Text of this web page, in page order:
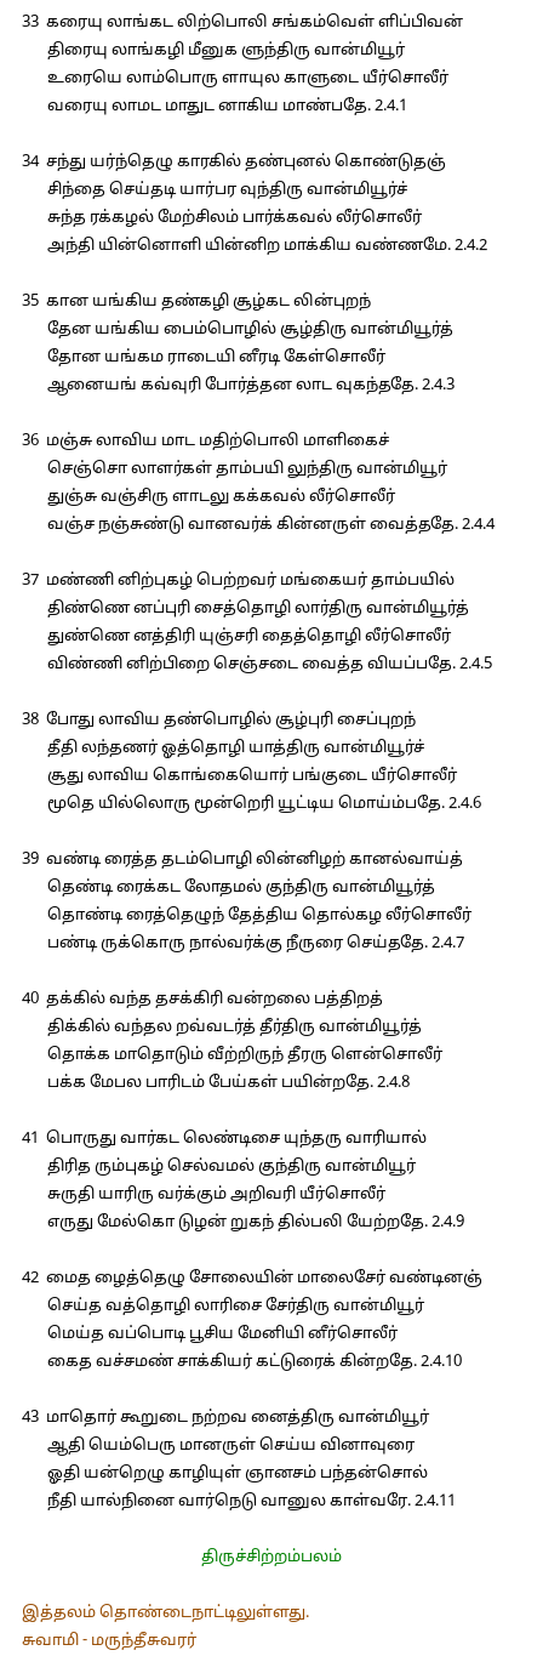
33 கரையு லாங்கட லிற்பொலி சங்கம்வெள் ளிப்பிவன்
திரையு லாங்கழி மீனுக ளுந்திரு வான்மியூர்
உரையெ லாம்பொரு ளாயுல காளுடை யீர்சொலீர்
வரையு லாமட மாதுட னாகிய மாண்பதே. 2.4.1
34 சந்து யர்ந்தெழு காரகில் தண்புனல் கொண்டுதஞ்
சிந்தை செய்தடி யார்பர வுந்திரு வான்மியூர்ச்
சுந்த ரக்கழல் மேற்சிலம் பார்க்கவல் லீர்சொலீர்
அந்தி யின்னொளி யின்னிற மாக்கிய வண்ணமே. 2.4.2
35 கான யங்கிய தண்கழி சூழ்கட லின்புறந்
தேன யங்கிய பைம்பொழில் சூழ்திரு வான்மியூர்த்
தோன யங்கம ராடையி னீரடி கேள்சொலீர்
ஆனையங் கவ்வுரி போர்த்தன லாட வுகந்ததே. 2.4.3
36 மஞ்சு லாவிய மாட மதிற்பொலி மாளிகைச்
செஞ்சொ லாளர்கள் தாம்பயி லுந்திரு வான்மியூர்
துஞ்சு வஞ்சிரு ளாடலு கக்கவல் லீர்சொலீர்
வஞ்ச நஞ்சுண்டு வானவர்க் கின்னருள் வைத்ததே. 2.4.4
37 மண்ணி னிற்புகழ் பெற்றவர் மங்கையர் தாம்பயில்
திண்ணெ னப்புரி சைத்தொழி லார்திரு வான்மியூர்த்
துண்ணெ னத்திரி யுஞ்சரி தைத்தொழி லீர்சொலீர்
விண்ணி னிற்பிறை செஞ்சடை வைத்த வியப்பதே. 2.4.5
38 போது லாவிய தண்பொழில் சூழ்புரி சைப்புறந்
தீதி லந்தணர் ஓத்தொழி யாத்திரு வான்மியூர்ச்
சூது லாவிய கொங்கையொர் பங்குடை யீர்சொலீர்
மூதெ யில்லொரு மூன்றெரி யூட்டிய மொய்ம்பதே. 2.4.6
39 வண்டி ரைத்த தடம்பொழி லின்னிழற் கானல்வாய்த்
தெண்டி ரைக்கட லோதமல் குந்திரு வான்மியூர்த்
தொண்டி ரைத்தெழுந் தேத்திய தொல்கழ லீர்சொலீர்
பண்டி ருக்கொரு நால்வர்க்கு நீருரை செய்ததே. 2.4.7
40 தக்கில் வந்த தசக்கிரி வன்றலை பத்திறத்
திக்கில் வந்தல றவ்வடர்த் தீர்திரு வான்மியூர்த்
தொக்க மாதொடும் வீற்றிருந் தீரரு ளென்சொலீர்
பக்க மேபல பாரிடம் பேய்கள் பயின்றதே. 2.4.8
41 பொருது வார்கட லெண்டிசை யுந்தரு வாரியால்
திரித ரும்புகழ் செல்வமல் குந்திரு வான்மியூர்
சுருதி யாரிரு வர்க்கும் அறிவரி யீர்சொலீர்
எருது மேல்கொ டுழன் றுகந் தில்பலி யேற்றதே. 2.4.9
42 மைத ழைத்தெழு சோலையின் மாலைசேர் வண்டினஞ்
செய்த வத்தொழி லாரிசை சேர்திரு வான்மியூர்
மெய்த வப்பொடி பூசிய மேனியி னீர்சொலீர்
கைத வச்சமண் சாக்கியர் கட்டுரைக் கின்றதே. 2.4.10
43 மாதொர் கூறுடை நற்றவ னைத்திரு வான்மியூர்
ஆதி யெம்பெரு மானருள் செய்ய வினாவுரை
ஓதி யன்றெழு காழியுள் ஞானசம் பந்தன்சொல்
நீதி யால்நினை வார்நெடு வானுல காள்வரே. 2.4.11
திருச்சிற்றம்பலம்
இத்தலம் தொண்டைநாட்டிலுள்ளது.
சுவாமி - மருந்தீசுவரர்